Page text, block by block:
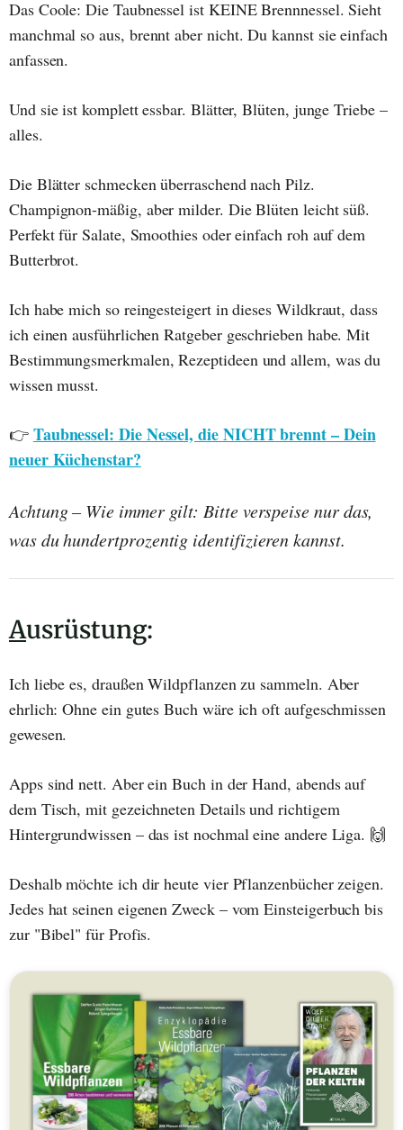
Das Coole: Die Taubnessel ist KEINE Brennnessel. Sieht
manchmal so aus, brennt aber nicht. Du kannst sie einfach
anfassen.
Und sie ist komplett essbar. Blätter, Blüten, junge Triebe –
alles.
Die Blätter schmecken überraschend nach Pilz.
Champignon-mäßig, aber milder. Die Blüten leicht süß.
Perfekt für Salate, Smoothies oder einfach roh auf dem
Butterbrot.
Ich habe mich so reingesteigert in dieses Wildkraut, dass
ich einen ausführlichen Ratgeber geschrieben habe. Mit
Bestimmungsmerkmalen, Rezeptideen und allem, was du
wissen musst.
👉 Taubnessel: Die Nessel, die NICHT brennt – Dein
neuer Küchenstar?
Achtung – Wie immer gilt: Bitte verspeise nur das,
was du hundertprozentig identifizieren kannst.
Ausrüstung:
Ich liebe es, draußen Wildpflanzen zu sammeln. Aber
ehrlich: Ohne ein gutes Buch wäre ich oft aufgeschmissen
gewesen.
Apps sind nett. Aber ein Buch in der Hand, abends auf
dem Tisch, mit gezeichneten Details und richtigem
Hintergrundwissen – das ist nochmal eine andere Liga. 🙌
Deshalb möchte ich dir heute vier Pflanzenbücher zeigen.
Jedes hat seinen eigenen Zweck – vom Einsteigerbuch bis
zur "Bibel" für Profis.